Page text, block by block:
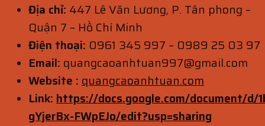
Địa chỉ: 447 Lê Văn Lương, P. Tân phong –
Quận 7 – Hồ Chí Minh
Điện thoại: 0961 345 997 – 0989 25 03 97
Email: quangcaoanhtuan997@gmail.com
Website : quangcaoanhtuan.com
Link: https://docs.google.com/document/d/
gYjerBx-FWpEJo/edit?usp=sharing